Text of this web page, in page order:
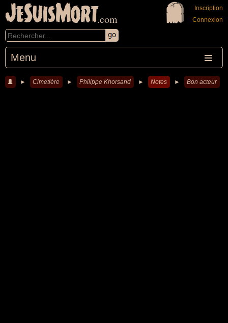
JeSuisMort.com
Menu
Inscription
Connexion
► Cimetière ► Philippe Khorsand ► Notes ► Bon acteur